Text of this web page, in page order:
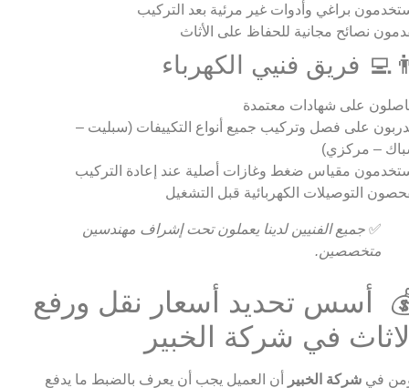
براغي وأدوات غير مرئية بعد التركيب
نصائح مجانية للحفاظ على الأثاث
فريق فنيي الكهرباء
على شهادات معتمدة
على فصل وتركيب جميع أنواع التكييفات (سبليت –
– مركزي)
مقياس ضغط وغازات أصلية عند إعادة التركيب
التوصيلات الكهربائية قبل التشغيل
✅ جميع الفنيين لدينا يعملون تحت إشراف مهندسين
متخصصين.
أسس تحديد أسعار نقل ورفع
في شركة الخبير
في شركة الخبير
أن العميل يجب أن يعرف بالضبط ما يدفع